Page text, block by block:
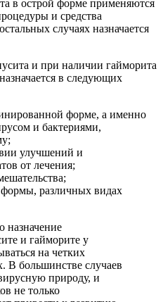
в острой форме применяются
и средства
случаях назначается
и при наличии гайморита
в следующих
форме, а именно
и бактериями,
улучшений и
от лечения;
различных видах
назначение
и гайморите у
на четких
В большинстве случаев
природу, и
не только